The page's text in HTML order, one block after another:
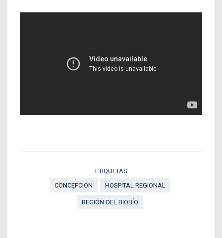
ETIQUETAS
CONCEPCIÓN
HOSPITAL REGIONAL
REGIÓN DEL BIOBÍO